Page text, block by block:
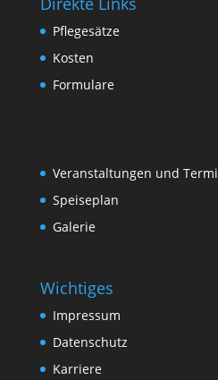
Pflegesätze
Kosten
Formulare
Veranstaltungen und
Speiseplan
Galerie
Wichtiges
Impressum
Datenschutz
Karriere